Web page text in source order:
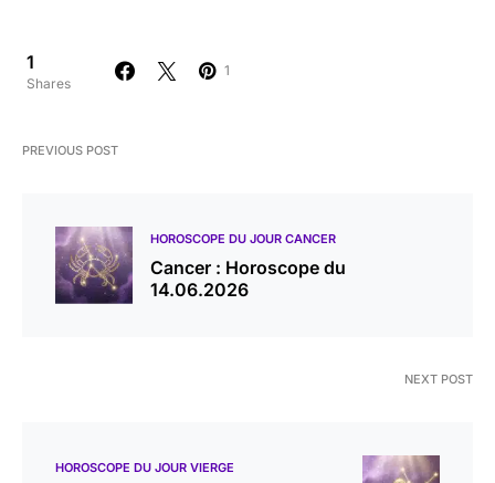
1
Shares
1
PREVIOUS POST
HOROSCOPE DU JOUR CANCER
Cancer : Horoscope du
14.06.2026
NEXT POST
HOROSCOPE DU JOUR VIERGE